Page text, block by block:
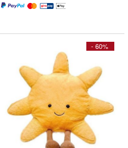
- 60%